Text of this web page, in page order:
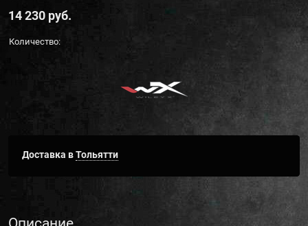
14 230 руб.
Количество:
Доставка вТольятти